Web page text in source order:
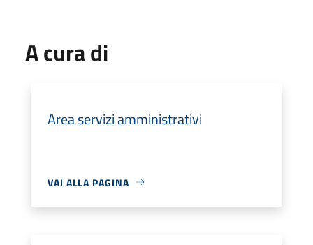
A cura di
Area servizi amministrativi
VAI ALLA PAGINA